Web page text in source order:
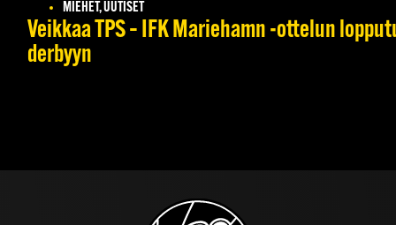
MIEHET, UUTISET
Veikkaa TPS – IFK Mariehamn -ottelun
derbyyn